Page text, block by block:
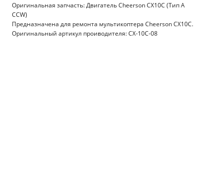
Оригинальная запчасть: Двигатель Cheerson CX10C (Тип A
CCW)
Предназначена для ремонта мультикоптера Cheerson CX10C.
Оригинальный артикул проиводителя: CX-10C-08